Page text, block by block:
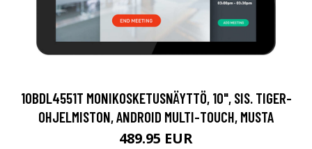
10BDL4551T MONIKOSKETUSNÄYTTÖ, 10", SIS. TIGER-
OHJELMISTON, ANDROID MULTI-TOUCH, MUSTA
489.95 EUR